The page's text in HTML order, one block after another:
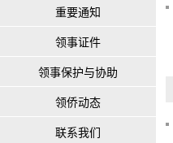
重要通知
领事证件
领事保护与协助
领侨动态
联系我们